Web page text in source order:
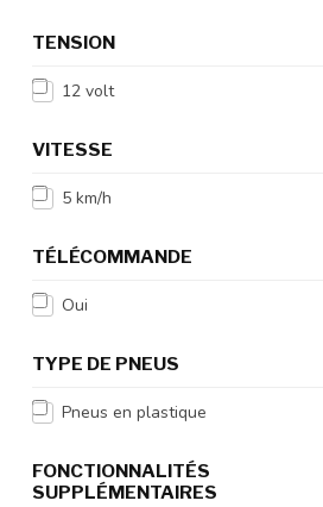
TENSION
12 volt
VITESSE
5 km/h
TÉLÉCOMMANDE
Oui
TYPE DE PNEUS
Pneus en plastique
FONCTIONNALITÉS
SUPPLÉMENTAIRES